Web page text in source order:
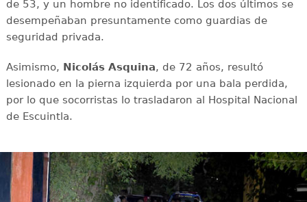
de 53, y un hombre no identificado. Los dos últimos se
desempeñaban presuntamente como guardias de
seguridad privada.
Asimismo, Nicolás Asquina, de 72 años, resultó
lesionado en la pierna izquierda por una bala perdida,
por lo que socorristas lo trasladaron al Hospital Nacional
de Escuintla.